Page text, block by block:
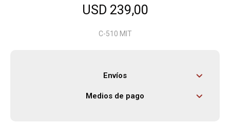
USD 239,00
C-510 MIT
Envíos
Medios de pago